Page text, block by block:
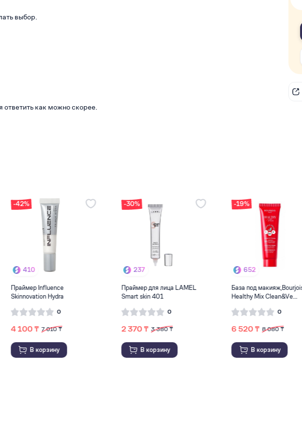
выбор.
ответить как можно скорее.
502
под макияж belor design
molecule 3...
0
₸
В корзину
410
Праймер Influence
Skinnovation Hydra
0
4 100 ₸ 7 010 ₸
В корзину
237
Праймер для лица LAMEL
Smart skin 401
0
2 370 ₸ 3 380 ₸
В корзину